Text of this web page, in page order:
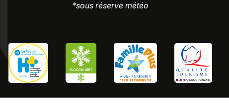
*sous réserve météo